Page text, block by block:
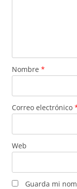
Nombre *
Correo electrónico
Web
Guarda mi